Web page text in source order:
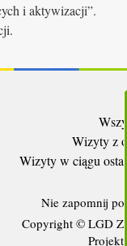
i aktywizacji”.
Wizyty z
Wizyty w ciągu
Nie zapomnij
Copyright © LGD